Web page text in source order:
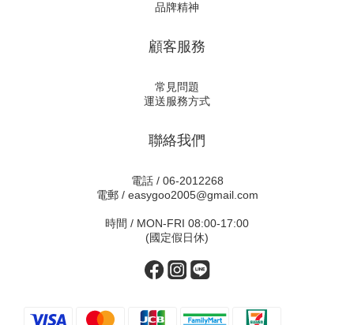
品牌精神
顧客服務
常見問題
運送服務方式
聯絡我們
電話 / 06-2012268
電郵 / easygoo2005@gmail.com
時間 / MON-FRI 08:00-17:00
(國定假日休)